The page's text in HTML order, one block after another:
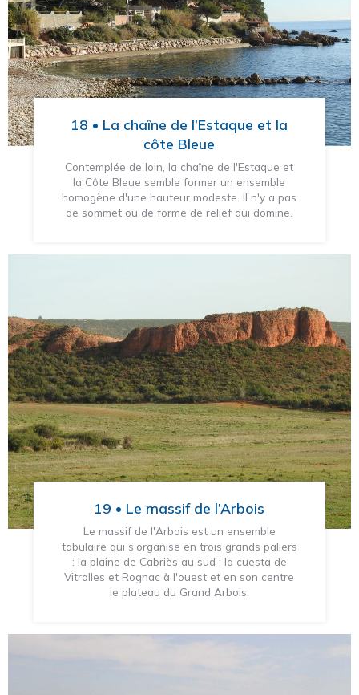
18 • La chaîne de l’Estaque et la
côte Bleue
Contemplée de loin, la chaîne de l'Estaque et
la Côte Bleue semble former un ensemble
homogène d'une hauteur modeste. Il n'y a pas
de sommet ou de forme de relief qui domine.
19 • Le massif de l’Arbois
Le massif de l'Arbois est un ensemble
tabulaire qui s'organise en trois grands paliers
: la plaine de Cabriès au sud ; la cuesta de
Vitrolles et Rognac à l'ouest et en son centre
le plateau du Grand Arbois.